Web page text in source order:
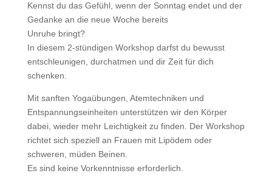
Kennst du das Gefühl, wenn der Sonntag endet und der
Gedanke an die neue Woche bereits
Unruhe bringt?
In diesem 2-stündigen Workshop darfst du bewusst
entschleunigen, durchatmen und dir Zeit für dich
schenken.
Mit sanften Yogaübungen, Atemtechniken und
Entspannungseinheiten unterstützen wir den Körper
dabei, wieder mehr Leichtigkeit zu finden. Der Workshop
richtet sich speziell an Frauen mit Lipödem oder
schweren, müden Beinen.
Es sind keine Vorkenntnisse erforderlich.